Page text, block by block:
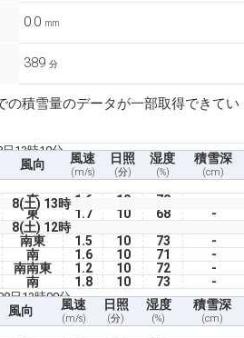
0.0 mm
389 分
の積雪量のデータが一部取得できてい
日13時10分
風向 風速
(m/s)
日照
(分)
湿度
(%)
積雪深
(cm)
8(土) 13時
東 1.6 10 70
東 1.7 10 68
-
8(土) 12時
南東 1.5 10 73
-
南 1.6 10 71
-
南南東 1.2 10 72
-
南 1.8 10 73 -
日13時00分
風向 風速
(m/s)
日照
(分)
湿度
(%)
積雪深
(cm)